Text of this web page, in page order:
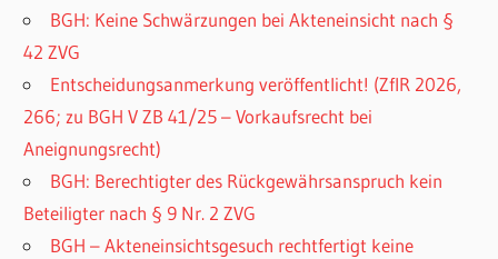
BGH: Keine Schwärzungen bei Akteneinsicht nach §
42 ZVG
Entscheidungsanmerkung veröffentlicht! (ZfIR 2026,
266; zu BGH V ZB 41/25 – Vorkaufsrecht bei
Aneignungsrecht)
BGH: Berechtigter des Rückgewährsanspruch kein
Beteiligter nach § 9 Nr. 2 ZVG
BGH – Akteneinsichtsgesuch rechtfertigt keine